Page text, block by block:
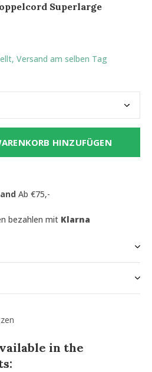
Superlarge
Versand am selben Tag
HINZUFÜGEN
Ab €75,-
bezahlen mit Klarna
in the